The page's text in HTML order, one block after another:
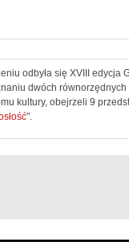
odbyła się XVIII edycja
dwóch
kultury, obejrzeli 9
".